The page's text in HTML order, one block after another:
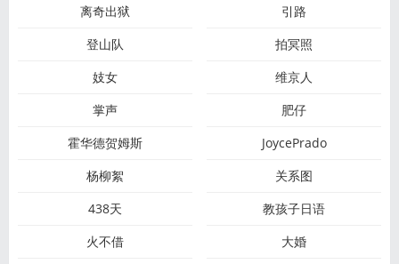
离奇出狱
引路
登山队
拍冥照
妓女
维京人
掌声
肥仔
霍华德贺姆斯
JoycePrado
杨柳絮
关系图
438天
教孩子日语
火不借
大婚